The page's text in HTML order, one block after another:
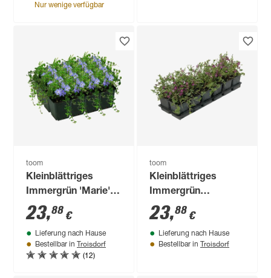
Nur wenige verfügbar
toom
Kleinblättriges
Immergrün 'Marie'
violett 9 cm Topf,
12er-Set
23,88 €
Lieferung nach Hause
Bestellbar in Troisdorf
(12)
toom
Kleinblättriges
Immergrün
'Atropurpurea'
violett 9 cm Topf,
12er-Set
23,88 €
Lieferung nach Hause
Bestellbar in Troisdorf